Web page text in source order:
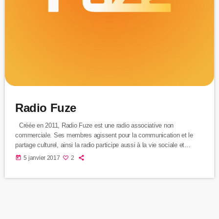
Radio Fuze
Créée en 2011, Radio Fuze est une radio associative non
commerciale. Ses membres agissent pour la communication et le
partage culturel, ainsi la radio participe aussi à la vie sociale et
économique. Notre objectif est de devenir un référent de qualité pour
today 5 janvier 2017 2